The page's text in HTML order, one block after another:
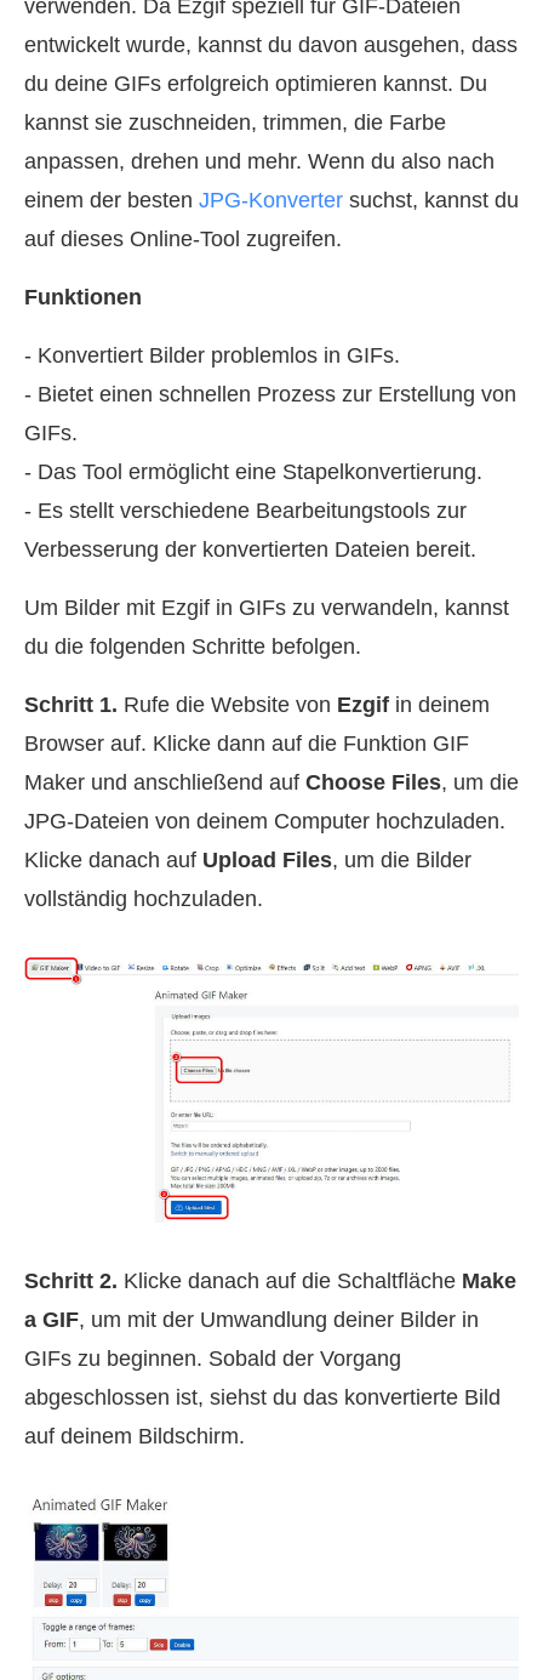
verwenden. Da Ezgif speziell für GIF-Dateien
entwickelt wurde, kannst du davon ausgehen, dass
du deine GIFs erfolgreich optimieren kannst. Du
kannst sie zuschneiden, trimmen, die Farbe
anpassen, drehen und mehr. Wenn du also nach
einem der besten JPG-Konverter suchst, kannst du
auf dieses Online-Tool zugreifen.
Funktionen
- Konvertiert Bilder problemlos in GIFs.
- Bietet einen schnellen Prozess zur Erstellung von
GIFs.
- Das Tool ermöglicht eine Stapelkonvertierung.
- Es stellt verschiedene Bearbeitungstools zur
Verbesserung der konvertierten Dateien bereit.
Um Bilder mit Ezgif in GIFs zu verwandeln, kannst
du die folgenden Schritte befolgen.
Schritt 1. Rufe die Website von Ezgif in deinem
Browser auf. Klicke dann auf die Funktion GIF
Maker und anschließend auf Choose Files, um die
JPG-Dateien von deinem Computer hochzuladen.
Klicke danach auf Upload Files, um die Bilder
vollständig hochzuladen.
Schritt 2. Klicke danach auf die Schaltfläche Make
a GIF, um mit der Umwandlung deiner Bilder in
GIFs zu beginnen. Sobald der Vorgang
abgeschlossen ist, siehst du das konvertierte Bild
auf deinem Bildschirm.